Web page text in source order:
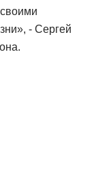
- Сергей